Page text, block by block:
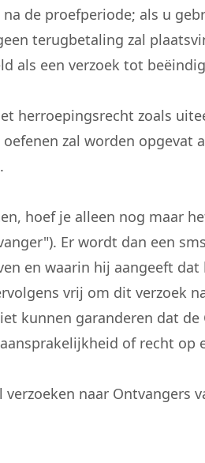
de proefperiode; als u
terugbetaling zal
als een verzoek tot
herroepingsrecht zoals
zal worden opgevat
hoef je alleen nog maar
Er wordt dan een
en waarin hij aangeeft
vrij om dit verzoek
kunnen garanderen dat
of recht op
naar Ontvangers